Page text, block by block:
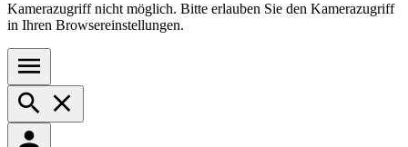
Kamerazugriff nicht möglich. Bitte erlauben Sie den Kamerazugriff
in Ihren Browsereinstellungen.